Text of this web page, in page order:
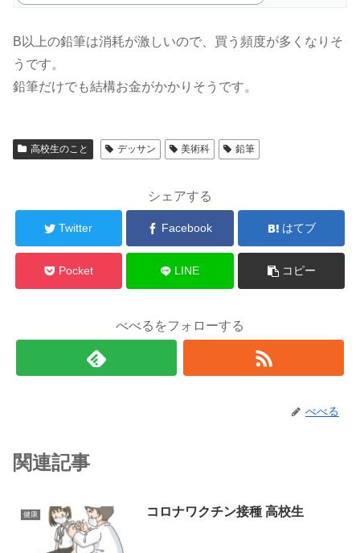
B以上の鉛筆は消耗が激しいので、買う頻度が多くなりそ
うです。
鉛筆だけでも結構お金がかかりそうです。
高校生のこと デッサン 美術科 鉛筆
シェアする
Twitter Facebook はてブ
Pocket LINE コピー
べべるをフォローする
べべる
関連記事
健康 コロナワクチン接種 高校生